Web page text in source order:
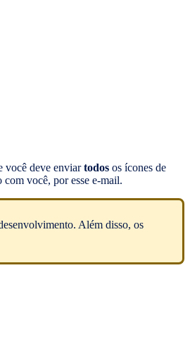
você deve enviartodos os ícones de
você, por esse e-mail.
Além disso, os